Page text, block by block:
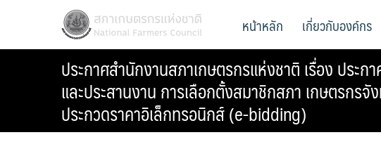
สภาเกษตรกรแห่งชาติ
National Farmers Council หน้าหลัก เกี่ยวกับองค์กร
ประกาศสำนักงานสภาเกษตรกรแห่งชาติ เรื่อง ประ
และประสานงาน การเลือกตั้งสมาชิกสภา เกษตรกร
ประกวดราคาอิเล็กทรอนิกส์ (e-bidding)